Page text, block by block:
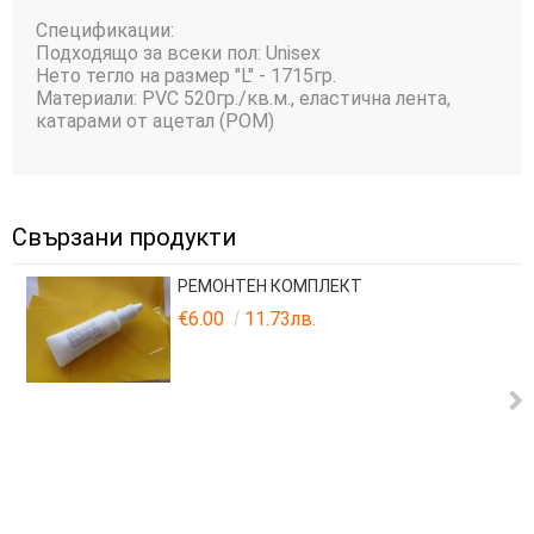
Спецификации:
Подходящо за всеки пол: Unisex
Нето тегло на размер "L" - 1715гр.
Материали: PVC 520гр./кв.м., еластична лента,
катарами от ацетал (POM)
Свързани продукти
РЕМОНТЕН КОМПЛЕКТ
€6.00 11.73лв.